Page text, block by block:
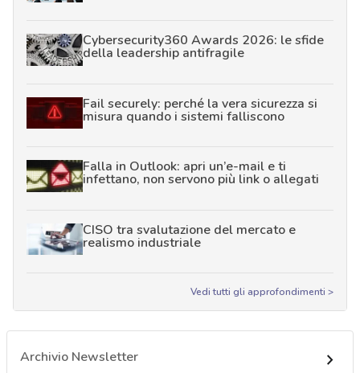
Cybersecurity360 Awards 2026: le sfide
della leadership antifragile
Fail securely: perché la vera sicurezza si
misura quando i sistemi falliscono
Falla in Outlook: apri un’e-mail e ti
infettano, non servono più link o allegati
CISO tra svalutazione del mercato e
realismo industriale
Vedi tutti gli approfondimenti >
Archivio Newsletter